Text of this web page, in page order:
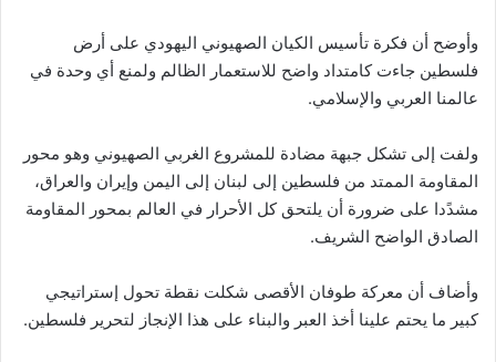
وأوضح أن فكرة تأسيس الكيان الصهيوني اليهودي على أرض
فلسطين جاءت كامتداد واضح للاستعمار الظالم ولمنع أي وحدة في
عالمنا العربي والإسلامي.
ولفت إلى تشكل جبهة مضادة للمشروع الغربي الصهيوني وهو محور
المقاومة الممتد من فلسطين إلى لبنان إلى اليمن وإيران والعراق،
مشدًدا على ضرورة أن يلتحق كل الأحرار في العالم بمحور المقاومة
الصادق الواضح الشريف.
وأضاف أن معركة طوفان الأقصى شكلت نقطة تحول إستراتيجي
كبير ما يحتم علينا أخذ العبر والبناء على هذا الإنجاز لتحرير فلسطين.